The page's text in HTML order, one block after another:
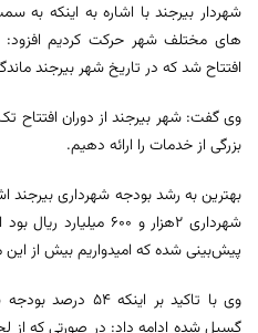
شهردار بیرجند با اشاره به اینکه
افتتاح شد که در تاریخ شهر بیرجند
وی گفت: شهر بیرجند از دوران افتتاح
بزرگی از خدمات را ارائه دهیم.
پیش‌بینی شده که امیدواریم بیش از
وی با تاکید بر